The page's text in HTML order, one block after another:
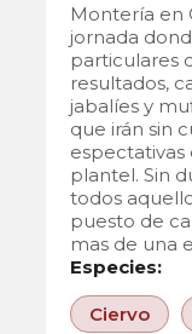
Montería en
jornada
particulares
resultados,
jabalíes y
que irán sin
espectativas
plantel. Sin
todos
puesto de
mas de una
Especies:
Ciervo